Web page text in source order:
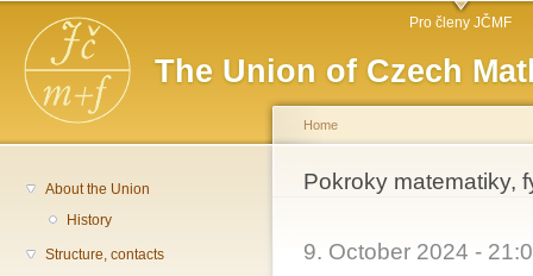
The Union of Czech
Main menu Pro členy JČMF
About the Union
History
Structure, contacts
You are here
Home
Pokroky matematiky,
9. October 2024 -